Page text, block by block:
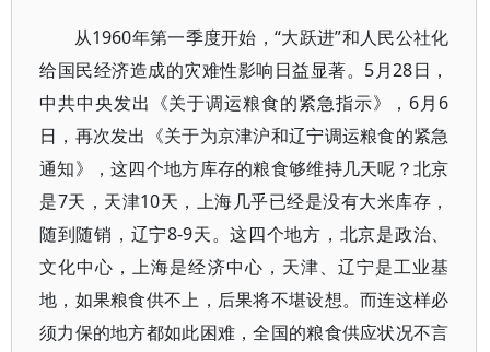
从1960年第一季度开始，“大跃进”和人民公社化
给国民经济造成的灾难性影响日益显著。5月28日，
中共中央发出《关于调运粮食的紧急指示》，6月6
日，再次发出《关于为京津沪和辽宁调运粮食的紧急
通知》，这四个地方库存的粮食够维持几天呢？北京
是7天，天津10天，上海几乎已经是没有大米库存，
随到随销，辽宁8-9天。这四个地方，北京是政治、
文化中心，上海是经济中心，天津、辽宁是工业基
地，如果粮食供不上，后果将不堪设想。而连这样必
须力保的地方都如此困难，全国的粮食供应状况不言